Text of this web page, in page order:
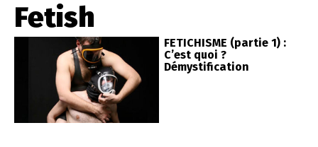
Fetish
FETICHISME (partie 1) :
C’est quoi ?
Démystification